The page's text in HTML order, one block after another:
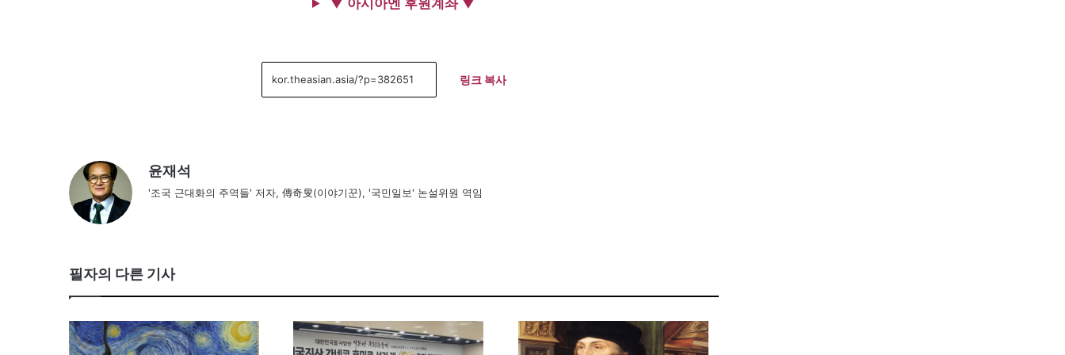
링크 복사
윤재석
'조국 근대화의 주역들' 저자, 傳奇叟(이야기꾼), '국민일보' 논설위원 역임
필자의 다른 기사